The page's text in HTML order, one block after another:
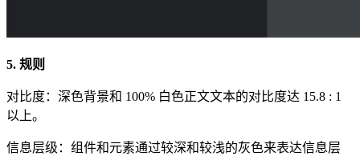
5. 规则
对比度：深色背景和 100% 白色正文文本的对比度达 15.8 : 1
以上。
信息层级：组件和元素通过较深和较浅的灰色来表达信息层